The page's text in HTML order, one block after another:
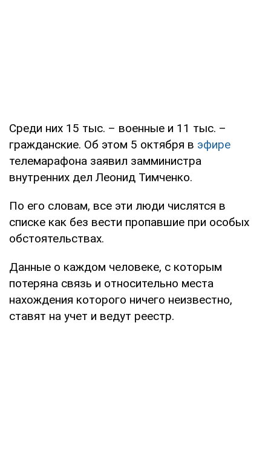
Среди них 15 тыс. – военные и 11 тыс. –
гражданские. Об этом 5 октября в эфире
телемарафона заявил замминистра
внутренних дел Леонид Тимченко.
По его словам, все эти люди числятся в
списке как без вести пропавшие при особых
обстоятельствах.
Данные о каждом человеке, с которым
потеряна связь и относительно места
нахождения которого ничего неизвестно,
ставят на учет и ведут реестр.